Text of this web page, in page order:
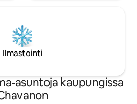
Ilmastointi
asuntoja kaupungissa